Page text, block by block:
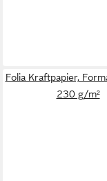
Folia Kraftpapier,
230 g/m²